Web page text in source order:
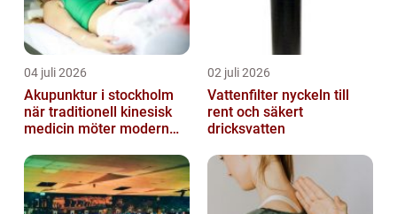
04 juli 2026
Akupunktur i stockholm
när traditionell kinesisk
medicin möter modern
02 juli 2026
Vattenfilter nyckeln till
rent och säkert
dricksvatten